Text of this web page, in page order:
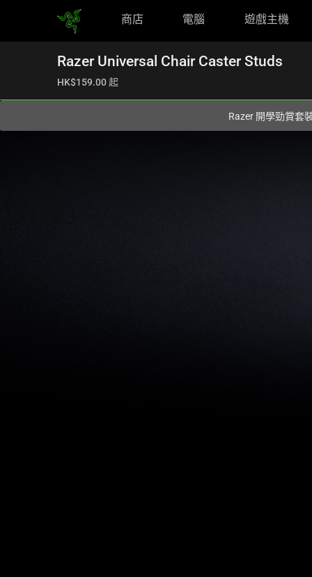
商店 電腦 遊戲主機
Razer 開學勁賞套
Razer Universal Chair Caster Studs
HK$159.00起